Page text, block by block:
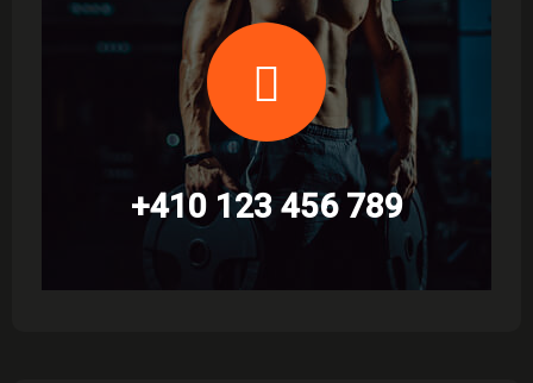
+410 123 456 789